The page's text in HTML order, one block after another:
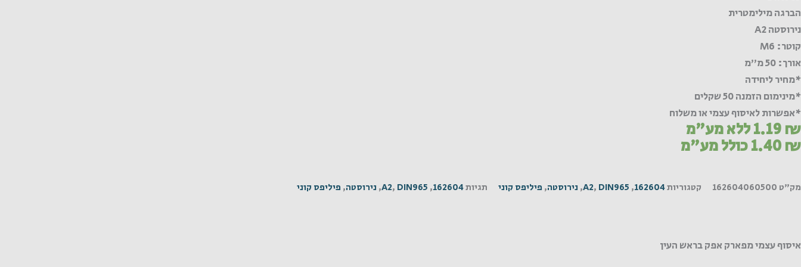
הברגה מילימטרית
נירוסטה A2
קוטר: M6
אורך: 50 מ"מ
*מחיר ליחידה
*מינימום הזמנה 50 שקלים
*אפשרות לאיסוף עצמי או משלוח
1.19₪ ללא מע"מ
1.40₪ כולל מע"מ
מק"ט 162604060500 קטגוריות162604
,
A2, DIN965
, נירוסטה, פיליפס קוני תגיות162604
,
A2, DIN965
, נירוסטה, פיליפס קוני
איסוף עצמי מפארק אפק בראש העין